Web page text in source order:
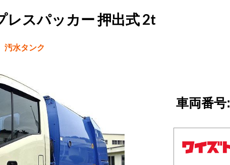
レスパッカー 押出式 2t
水タンク
車両番号: